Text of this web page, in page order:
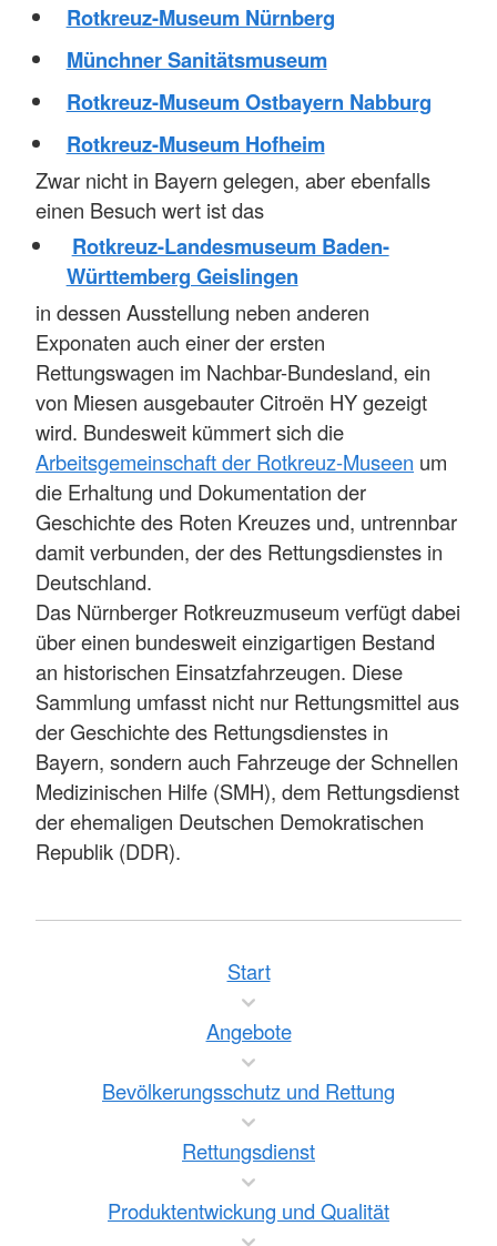
Rotkreuz-Museum Nürnberg
Münchner Sanitätsmuseum
Rotkreuz-Museum Ostbayern Nabburg
Rotkreuz-Museum Hofheim
Zwar nicht in Bayern gelegen, aber ebenfalls
einen Besuch wert ist das
Rotkreuz-Landesmuseum Baden-
Württemberg Geislingen
in dessen Ausstellung neben anderen
Exponaten auch einer der ersten
Rettungswagen im Nachbar-Bundesland, ein
von Miesen ausgebauter Citroën HY gezeigt
wird. Bundesweit kümmert sich die
Arbeitsgemeinschaft der Rotkreuz-Museen um
die Erhaltung und Dokumentation der
Geschichte des Roten Kreuzes und, untrennbar
damit verbunden, der des Rettungsdienstes in
Deutschland.
Das Nürnberger Rotkreuzmuseum verfügt dabei
über einen bundesweit einzigartigen Bestand
an historischen Einsatzfahrzeugen. Diese
Sammlung umfasst nicht nur Rettungsmittel aus
der Geschichte des Rettungsdienstes in
Bayern, sondern auch Fahrzeuge der Schnellen
Medizinischen Hilfe (SMH), dem Rettungsdienst
der ehemaligen Deutschen Demokratischen
Republik (DDR).
Start
Angebote
Bevölkerungsschutz und Rettung
Rettungsdienst
Produktentwickung und Qualität